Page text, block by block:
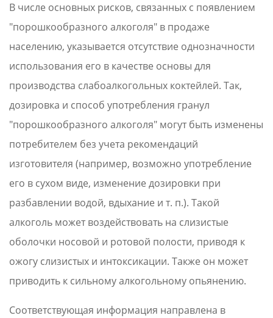
В числе основных рисков, связанных с появлением
"порошкообразного алкоголя" в продаже
населению, указывается отсутствие однозначности
использования его в качестве основы для
производства слабоалкогольных коктейлей. Так,
дозировка и способ употребления гранул
"порошкообразного алкоголя" могут быть изменены
потребителем без учета рекомендаций
изготовителя (например, возможно употребление
его в сухом виде, изменение дозировки при
разбавлении водой, вдыхание и т. п.). Такой
алкоголь может воздействовать на слизистые
оболочки носовой и ротовой полости, приводя к
ожогу слизистых и интоксикации. Также он может
приводить к сильному алкогольному опьянению.
Соответствующая информация направлена в